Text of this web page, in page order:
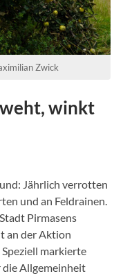
Zwick
winkt
Jährlich verrotten
und an Feldrainen.
Pirmasens
an der Aktion
Speziell markierte
die Allgemeinheit